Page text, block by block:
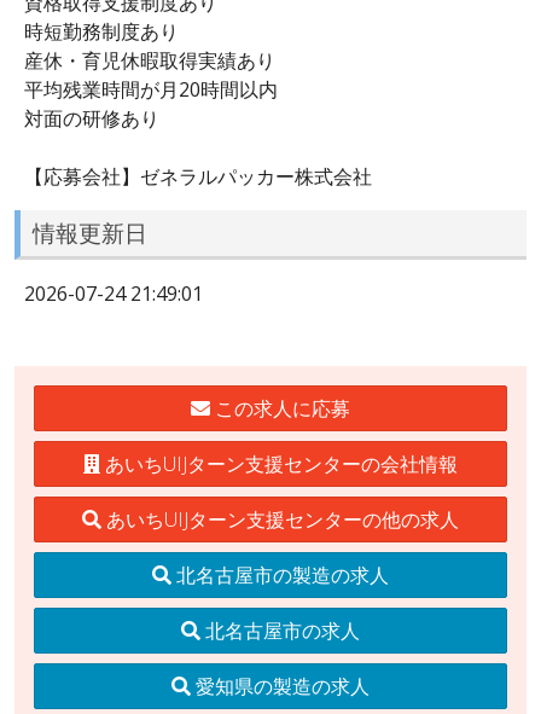
時短勤務制度あり
産休・育児休暇取得実績あり
平均残業時間が月20時間以内
対面の研修あり
【応募会社】ゼネラルパッカー株式会社
情報更新日
2026-07-24 21:49:01
この求人に応募
あいちUIJターン支援センターの会社情報
あいちUIJターン支援センターの他の求人
北名古屋市の製造の求人
北名古屋市の求人
愛知県の製造の求人